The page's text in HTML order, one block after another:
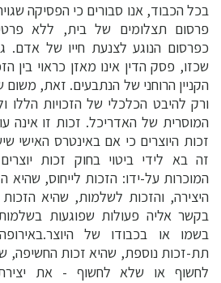
בכל הכבוד, אנו סבורים כי הפסיקה
פרסום תצלומים של בית, ללא
כפרסום הנוגע לצנעת חייו של
שכזו, פסק הדין אינו מאזן כראוי בין
הקניין הרוחני של הנתבעים. זאת,
ורק להיבט הכלכלי של הזכויות
המוסרית של האדריכל. זכות זו אינה
זכות היוצרים כי אם באינטרס האישי
זה בא לידי ביטוי בחוק זכות
המוכרות על-ידו: הזכות לייחוס, שהיא
היצירה, והזכות לשלמות, שהיא הזכות
בקשר אליה פעולות שפוגעות
בשמו או בכבודו של
תת-זכות נוספת, שהיא זכות החשיפה,
לחשוף או שלא לחשוף - את